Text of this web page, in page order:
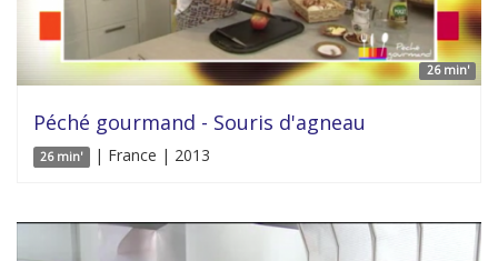
26 min'
Péché gourmand - Souris d'agneau
26 min' | France | 2013